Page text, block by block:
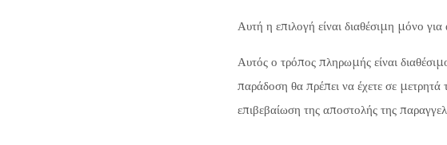
Αυτή η επιλογή είναι διαθέσιμη μόνο
Αυτός ο τρόπος πληρωμής είναι
παράδοση θα πρέπει να έχετε σε
επιβεβαίωση της αποστολής της